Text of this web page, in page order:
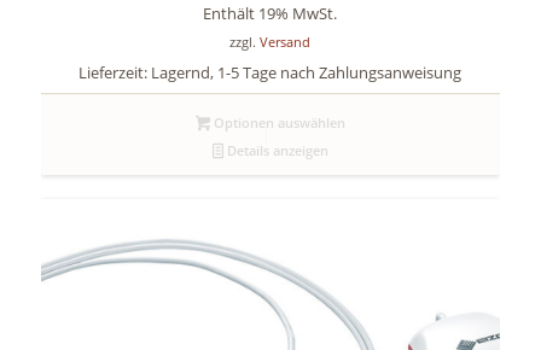
Enthält 19% MwSt.
zzgl.Versand
Lieferzeit: Lagernd, 1-5 Tage nach Zahlungsanweisung
Optionen auswählen
Details anzeigen